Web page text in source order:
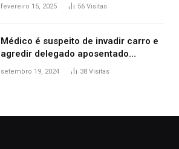
fevereiro 15, 2025 56 Visitas
Médico é suspeito de invadir carro e
agredir delegado aposentado
durante confusão no trânsito
setembro 19, 2024 38 Visitas